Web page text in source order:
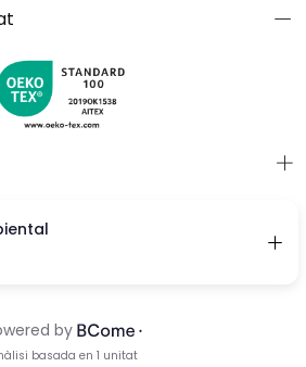
amb diferents conjunts, fent
versàtil i pràctica per a l'armari